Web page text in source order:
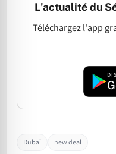
L'actualité du
Téléchargez l'app
Dubaï new deal